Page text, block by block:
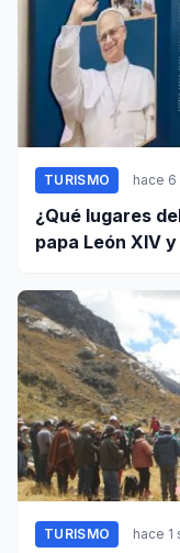
TURISMO hace 6
¿Qué lugares
papa León XIV
TURISMO hace 1